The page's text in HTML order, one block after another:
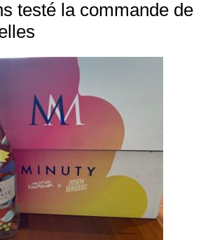
testé la commande de